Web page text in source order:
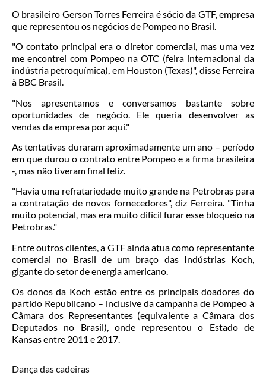
O brasileiro Gerson Torres Ferreira é sócio da GTF, empresa
que representou os negócios de Pompeo no Brasil.
"O contato principal era o diretor comercial, mas uma vez
me encontrei com Pompeo na OTC (feira internacional da
indústria petroquímica), em Houston (Texas)", disse Ferreira
à BBC Brasil.
"Nos apresentamos e conversamos bastante sobre
oportunidades de negócio. Ele queria desenvolver as
vendas da empresa por aqui."
As tentativas duraram aproximadamente um ano – período
em que durou o contrato entre Pompeo e a firma brasileira
-, mas não tiveram final feliz.
"Havia uma refratariedade muito grande na Petrobras para
a contratação de novos fornecedores", diz Ferreira. "Tinha
muito potencial, mas era muito difícil furar esse bloqueio na
Petrobras."
Entre outros clientes, a GTF ainda atua como representante
comercial no Brasil de um braço das Indústrias Koch,
gigante do setor de energia americano.
Os donos da Koch estão entre os principais doadores do
partido Republicano – inclusive da campanha de Pompeo à
Câmara dos Representantes (equivalente a Câmara dos
Deputados no Brasil), onde representou o Estado de
Kansas entre 2011 e 2017.
Dança das cadeiras